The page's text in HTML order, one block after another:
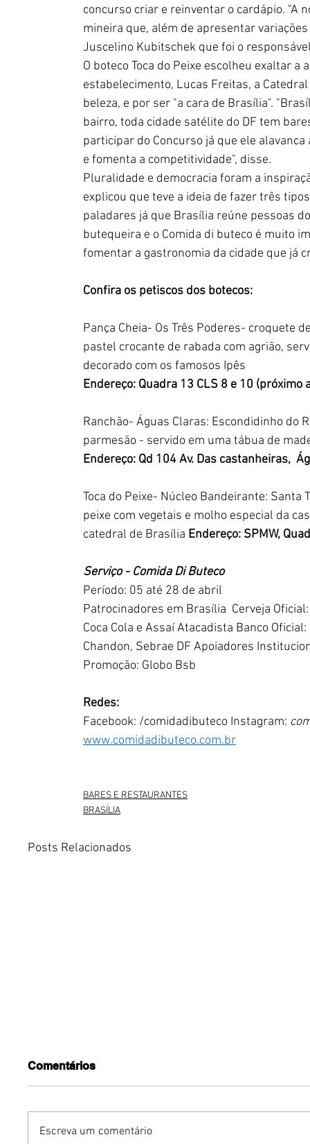
concurso criar e reinventar o cardápio. "A
mineira que, além de apresentar
Juscelino Kubitschek que foi o
O boteco Toca do Peixe escolheu exaltar
estabelecimento, Lucas Freitas, a
beleza, e por ser "a cara de Brasília".
bairro, toda cidade satélite do DF tem
participar do Concurso já que ele
e fomenta a competitividade", disse.
Pluralidade e democracia foram a
explicou que teve a ideia de fazer três
paladares já que Brasília reúne pessoas
butequeira e o Comida di buteco é muito
fomentar a gastronomia da cidade que já
Confira os petiscos dos botecos:
Pança Cheia- Os Três Poderes- croquete
pastel crocante de rabada com agrião,
decorado com os famosos Ipês
Endereço: Quadra 13 CLS 8 e 10
Ranchão- Águas Claras: Escondidinho do
parmesão - servido em uma tábua de
Endereço: Qd 104 Av. Das castanheiras,
Toca do Peixe- Núcleo Bandeirante:
peixe com vegetais e molho especial da
catedral de Brasília Endereço: SPMW,
Serviço - Comida Di Buteco
Período: 05 até 28 de abril
Patrocinadores em Brasília  Cerveja
Coca Cola e Assaí Atacadista Banco
Chandon, Sebrae DF Apoiadores
Promoção: Globo Bsb
Redes:
Facebook: /comidadibuteco Instagram:
www.comidadibuteco.com.br
BARES E RESTAURANTES
BRASÍLIA
Posts Relacionados
Comentários
Escreva um comentário